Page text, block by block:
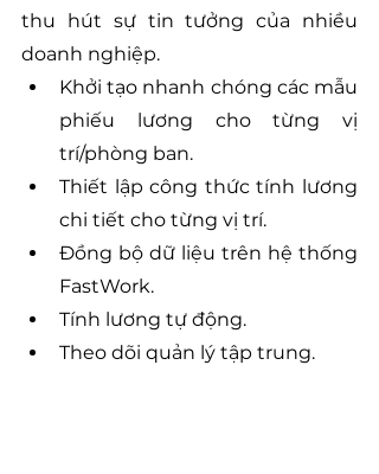
thu hút sự tin tưởng của nhiều
doanh nghiệp.
Khởi tạo nhanh chóng các mẫu
phiếu lương cho từng vị
trí/phòng ban.
Thiết lập công thức tính lương
chi tiết cho từng vị trí.
Đồng bộ dữ liệu trên hệ thống
FastWork.
Tính lương tự động.
Theo dõi quản lý tập trung.